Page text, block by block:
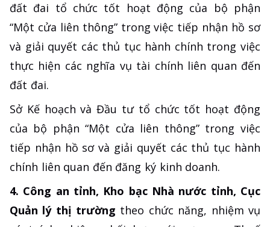
đất đai tổ chức tốt hoạt động của bộ phận
“Một cửa liên thông” trong việc tiếp nhận hồ sơ
và giải quyết các thủ tục hành chính trong việc
thực hiện các nghĩa vụ tài chính liên quan đến
đất đai.
Sở Kế hoạch và Đầu tư tổ chức tốt hoạt động
của bộ phận “Một cửa liên thông” trong việc
tiếp nhận hồ sơ và giải quyết các thủ tục hành
chính liên quan đến đăng ký kinh doanh.
4. Công an tỉnh, Kho bạc Nhà nước tỉnh, Cục
Quản lý thị trường theo chức năng, nhiệm vụ